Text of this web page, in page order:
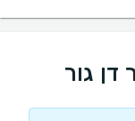
דן גור